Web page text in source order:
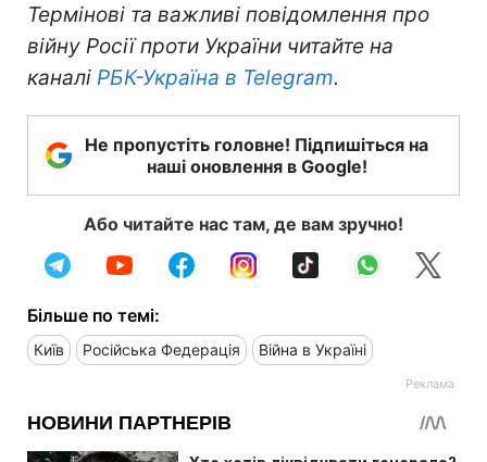
Термінові та важливі повідомлення про
війну Росії проти України читайте на
каналі РБК-Україна в Telegram.
Не пропустіть головне! Підпишіться на
наші оновлення в Google!
Або читайте нас там, де вам зручно!
Більше по темі:
Київ Російська Федерація Війна в Україні